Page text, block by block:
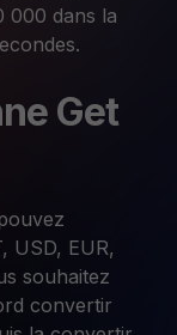
000 dans la
Get
USD, EUR,
souhaitez
convertir